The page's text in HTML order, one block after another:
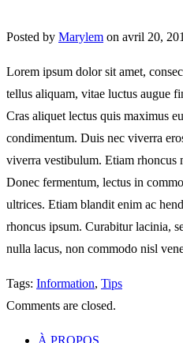
Posted by Marylem on avril 20,
Lorem ipsum dolor sit amet,
tellus aliquam, vitae luctus augue
Cras aliquet lectus quis maximus
condimentum. Duis nec viverra
viverra vestibulum. Etiam rhoncus
Donec fermentum, lectus in
ultrices. Etiam blandit enim ac
rhoncus ipsum. Curabitur lacinia,
nulla lacus, non commodo nisl
Tags: Information, Tips
Comments are closed.
À PROPOS